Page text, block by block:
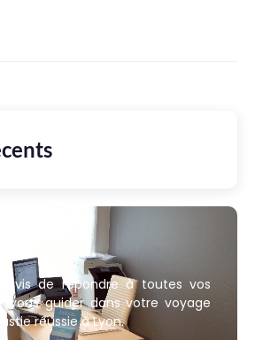
ravis de répondre à toutes vos
vous guider dans votre voyage
réussie à Lyon.